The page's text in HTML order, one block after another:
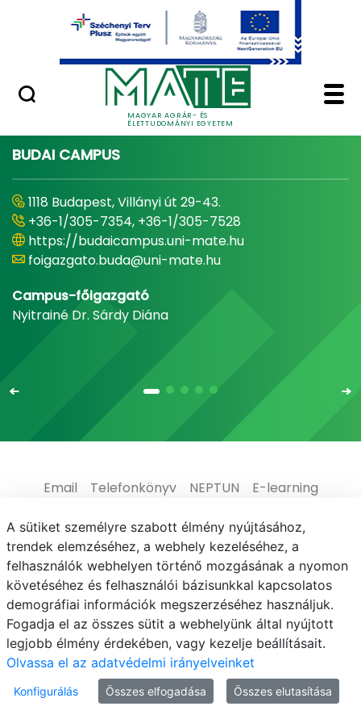
Ugrás a fő tartalomhoz
MAGYAR AGRÁR- ÉS
ÉLETTUDOMÁNYI EGYETEM
Minőségügy
Home - Magyar
BUDAI CAMPUS
1118 Budapest, Villányi út 29-43.
+36-1/305-7354, +36-1/305-7528
https://budaicampus.uni-mate.hu
foigazgato.buda@uni-mate.hu
Campus-főigazgató
Nyitrainé Dr. Sárdy Diána
Email Telefonkönyv NEPTUN
E-learning
Médiaközpont
Informatikai Igazgatóság
Adatvédelem
© MATE 2021
A sütiket személyre szabott élmény nyújtásához,
trendek elemzéséhez, a webhely kezeléséhez, a
felhasználók webhelyen történő mozgásának a nyomon
követéséhez és felhasználói bázisunkkal kapcsolatos
demográfiai információk megszerzéséhez használjuk.
Fogadja el az összes sütit a webhelyünk által nyújtott
legjobb élmény érdekében, vagy kezelje beállításait.
Olvassa el az adatvédelmi irányelveinket
Konfigurálás Összes elfogadása Összes elutasítása